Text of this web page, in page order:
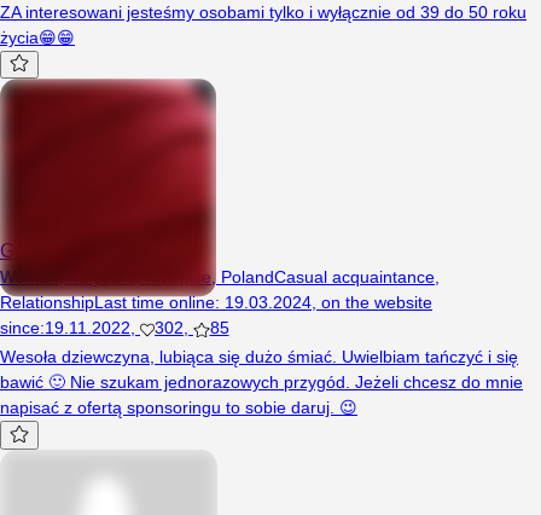
ZA interesowani jesteśmy osobami tylko i wyłącznie od 39 do 50 roku
życia😁😁
Gwiazdka1890
Woman, 40 years, Krzepice, PolandCasual acquaintance,
RelationshipLast time online: 19.03.2024, on the website
since:19.11.2022, 302,
85
Wesoła dziewczyna, lubiąca się dużo śmiać. Uwielbiam tańczyć i się
bawić 🙂 Nie szukam jednorazowych przygód. Jeżeli chcesz do mnie
napisać z ofertą sponsoringu to sobie daruj. 😉